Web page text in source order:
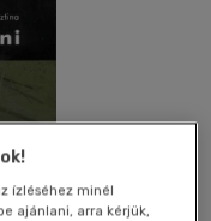
ízléséhez minél
ajánlani, arra kérjük,